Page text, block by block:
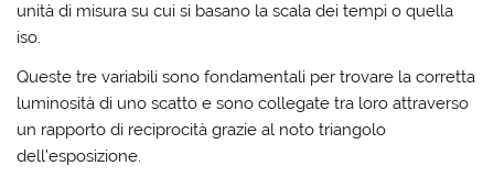
unità di misura su cui si basano la scala dei tempi o quella
iso.
Queste tre variabili sono fondamentali per trovare la corretta
luminosità di uno scatto e sono collegate tra loro attraverso
un rapporto di reciprocità grazie al noto triangolo
dell’esposizione.